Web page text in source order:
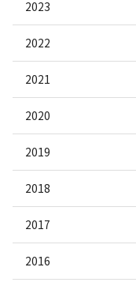
2023
2022
2021
2020
2019
2018
2017
2016